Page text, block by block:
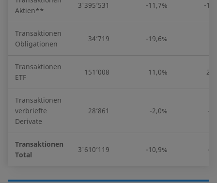
Aktien**
3'395’531 -11,7% -
Transaktionen
Obligationen
34’719 -19,6%
Transaktionen
ETF
151’008 11,0%
Transaktionen
verbriefte
Derivate
28’861 -2,0% -
Transaktionen
Total
3'610’119 -10,9% -